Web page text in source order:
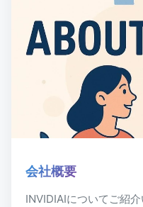
会社概要
INVIDIAIについてご紹